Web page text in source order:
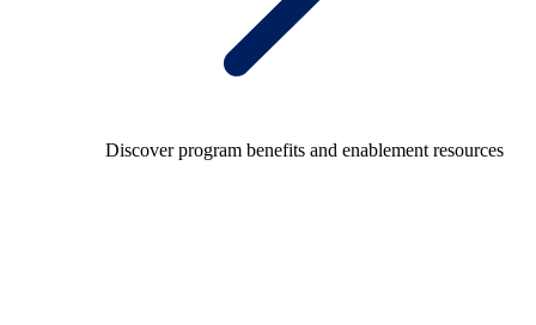
Discover program benefits and enablement resources